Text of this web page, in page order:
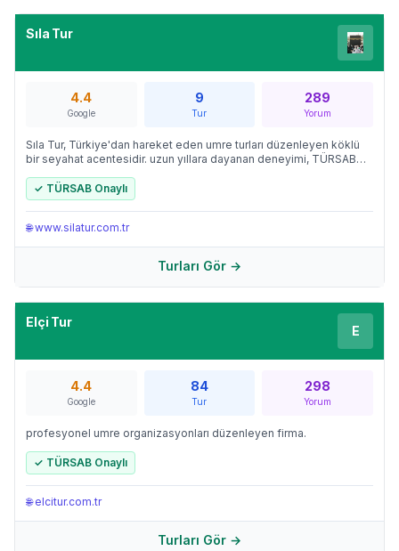
Sıla Tur
4.4
Google
9
Tur
289
Yorum
Sıla Tur, Türkiye'dan hareket eden umre turları düzenleyen köklü
bir seyahat acentesidir. uzun yıllara dayanan deneyimi, TÜRSAB
güvenle tercih ettiği firmalar arasında yer almaktadır.
✓ TÜRSAB Onaylı
🌐www.silatur.com.tr
Turları Gör →
Elçi Tur
E
4.4
Google
84
Tur
298
Yorum
profesyonel umre organizasyonları düzenleyen firma.
✓ TÜRSAB Onaylı
🌐elcitur.com.tr
Turları Gör →